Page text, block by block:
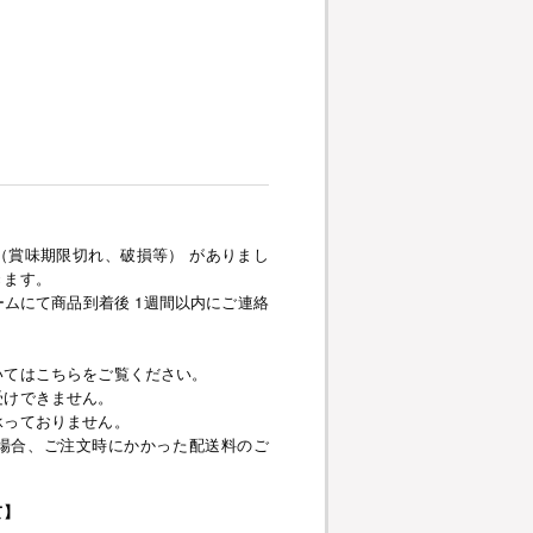
味期限切れ、破損等） がありまし
す。
にて商品到着後 1週間以内にご連絡
はこちらをご覧ください。
できません。
ておりません。
合、ご注文時にかかった配送料のご